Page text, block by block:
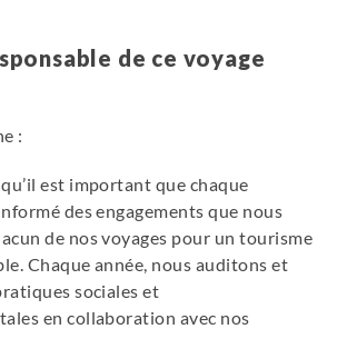
de ce voyage
:
est important que chaque
des engagements que nous
de nos voyages pour un tourisme
Chaque année, nous auditons et
sociales et
en collaboration avec nos